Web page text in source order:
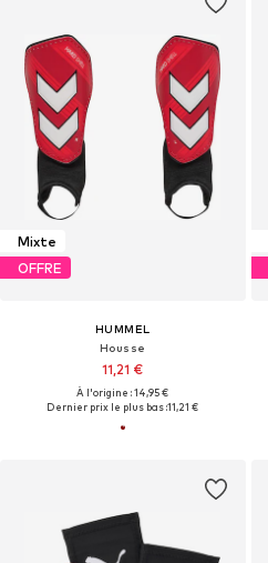
Mixte
OFFRE
HUMMEL
Housse
11,21 €
À l'origine : 14,95 €
Dernier prix le plus bas :11,21 €